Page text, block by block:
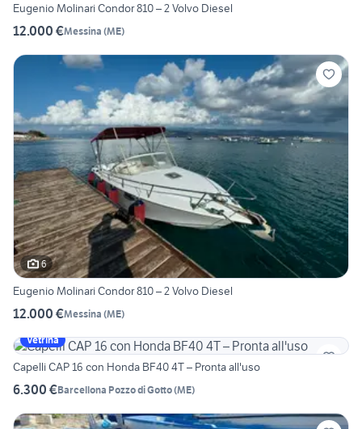
Eugenio Molinari Condor 810 – 2 Volvo Diesel
12.000 €Messina (ME)
6
Eugenio Molinari Condor 810 – 2 Volvo Diesel
12.000 €Messina (ME)
Vetrina
Capelli CAP 16 con Honda BF40 4T – Pronta all'uso
6.300 €Barcellona Pozzo di Gotto(ME)